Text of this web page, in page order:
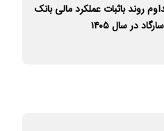
روند باثبات عملکرد مالی بانک
در سال ۱۴۰۵